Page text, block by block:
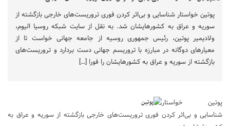
پوتین خواستار شناسایی و بی‌اثر کردن فوری تروریست‌های خارجی بازگشته از
سوریه و عراق به کشورهایشان شد. به نقل از سایت شبکه روسیا الیوم،
ولادیمیر پوتین، رئیس جمهوری روسیه از جامعه جهانی خواست تا از
معیارهای دوگانه در مبارزه با تروریسم جهانی دست بردارد و تروریست‌های
بازگشته از سوریه و عراق به کشورهایشان را فورا […]
پوتین خواستار
شناسایی و بی‌اثر کردن فوری تروریست‌های خارجی بازگشته از سوریه و عراق به